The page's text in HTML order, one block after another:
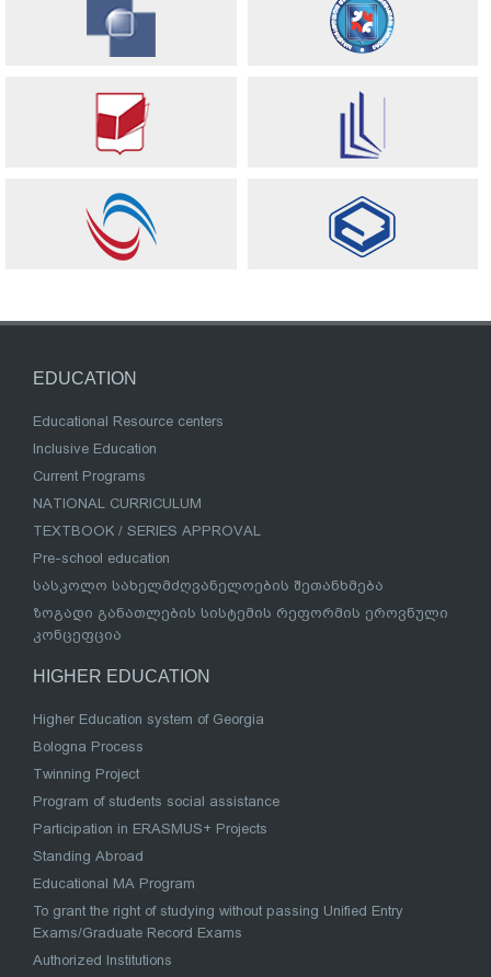
EDUCATION
Educational Resource centers
Inclusive Education
Current Programs
NATIONAL CURRICULUM
TEXTBOOK / SERIES APPROVAL
Pre-school education
სასკოლო სახელმძღვანელოების შეთანხმება
ზოგადი განათლების სისტემის რეფორმის ეროვნული
კონცეფცია
HIGHER EDUCATION
Higher Education system of Georgia
Bologna Process
Twinning Project
Program of students social assistance
Participation in ERASMUS+ Projects
Standing Abroad
Educational MA Program
To grant the right of studying without passing Unified Entry
Exams/Graduate Record Exams
Authorized Institutions